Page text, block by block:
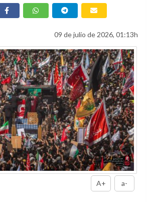
09 de julio de 2026, 01:13h
A+ a-